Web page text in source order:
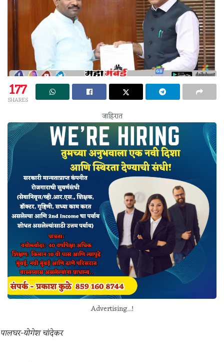
177
SHARES
जाहिरात
Advertising...!
पालघर-योगेश चांदेकर